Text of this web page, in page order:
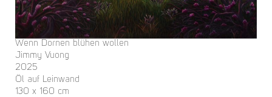
Wenn Dornen blühen wollen
Jimmy Vuong
2025
Öl auf Leinwand
130 x 160 cm